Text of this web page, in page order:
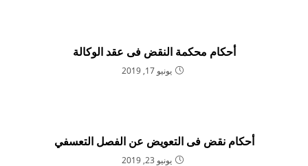
أحكام محكمة النقض فى عقد الوكالة
يونيو 17, 2019
أحكام نقض فى التعويض عن الفصل التعسفي
يونيو 23, 2019